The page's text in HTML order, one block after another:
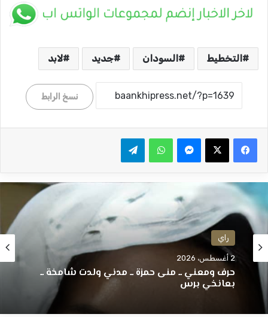
التخطيط السودان جديد لابد
نسخ الرابط
واتساب
راي
2 أغسطس، 2026
راي
2 أغسطس، 2026
مرفأ الكلمات ــ عثمان عولي ــ السقوط من أعلى
الدرجات ــ بعانخي برس